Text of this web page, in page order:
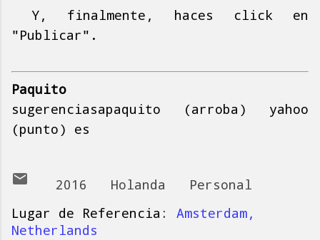
Y, finalmente, haces click en
"Publicar".
Paquito
sugerenciasapaquito (arroba) yahoo
(punto) es
2016 Holanda
Personal
Lugar de Referencia: Amsterdam,
Netherlands